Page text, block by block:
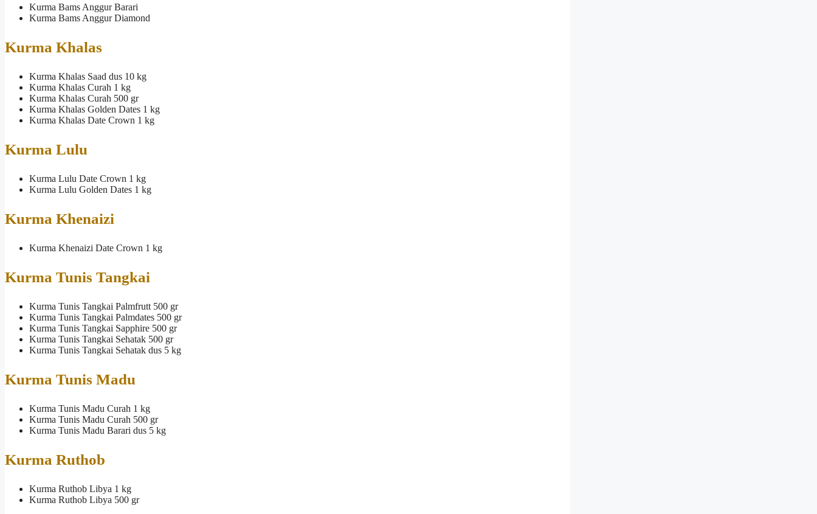
Kurma Bams Anggur Barari
Kurma Bams Anggur Diamond
Kurma Khalas
Kurma Khalas Saad dus 10 kg
Kurma Khalas Curah 1 kg
Kurma Khalas Curah 500 gr
Kurma Khalas Golden Dates 1 kg
Kurma Khalas Date Crown 1 kg
Kurma Lulu
Kurma Lulu Date Crown 1 kg
Kurma Lulu Golden Dates 1 kg
Kurma Khenaizi
Kurma Khenaizi Date Crown 1 kg
Kurma Tunis Tangkai
Kurma Tunis Tangkai Palmfrutt 500 gr
Kurma Tunis Tangkai Palmdates 500 gr
Kurma Tunis Tangkai Sapphire 500 gr
Kurma Tunis Tangkai Sehatak 500 gr
Kurma Tunis Tangkai Sehatak dus 5 kg
Kurma Tunis Madu
Kurma Tunis Madu Curah 1 kg
Kurma Tunis Madu Curah 500 gr
Kurma Tunis Madu Barari dus 5 kg
Kurma Ruthob
Kurma Ruthob Libya 1 kg
Kurma Ruthob Libya 500 gr